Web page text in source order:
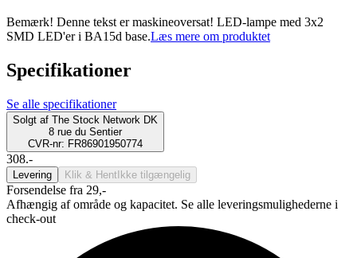
Bemærk! Denne tekst er maskineoversat! LED-lampe med 3x2
SMD LED'er i BA15d base.Læs mere om produktet
Specifikationer
Se alle specifikationer
Solgt af The Stock Network DK
8 rue du Sentier
CVR-nr: FR86901950774
308.-
Levering Klik & Hent Ikke tilgængelig
Forsendelse fra 29,-
Afhængig af område og kapacitet. Se alle leveringsmulighederne i
check-out